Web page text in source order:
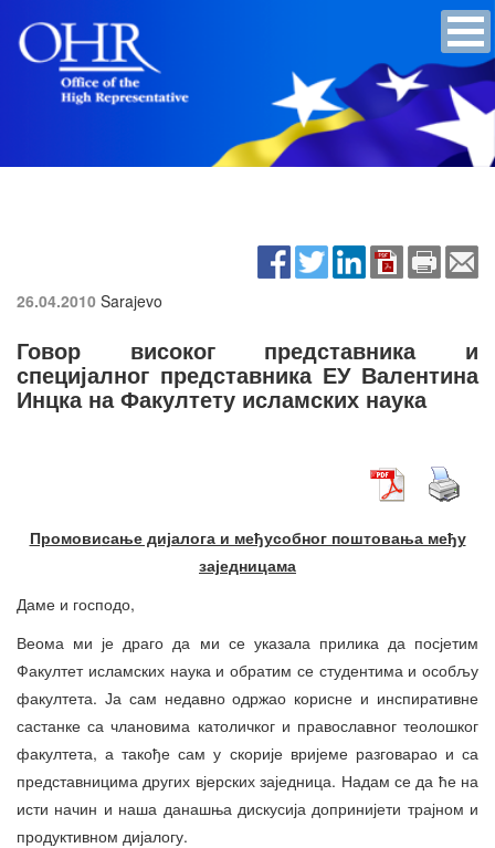
26.04.2010 Sarajevo
Говор високог представника и
специјалног представника ЕУ Валентина
Инцка на Факултету исламских наука
Промовисање дијалога и међусобног поштовања међу
заједницама
Даме и господо,
Веома ми је драго да ми се указала прилика да посјетим
Факултет исламских наука и обратим се студентима и особљу
факултета. Ја сам недавно одржао корисне и инспиративне
састанке са члановима католичког и православног теолошког
факултета, а такође сам у скорије вријеме разговарао и са
представницима других вјерских заједница. Надам се да ће на
исти начин и наша данашња дискусија допринијети трајном и
продуктивном дијалогу.